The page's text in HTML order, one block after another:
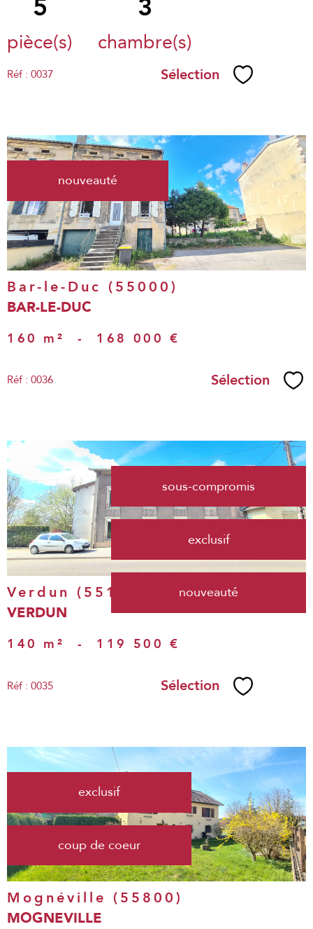
5
pièce(s)
3
chambre(s)
Réf : 0037 Sélection Sélectionner
nouveauté voir le
bien
Bar-le-Duc (55000)
BAR-LE-DUC
160 m² - 168 000 €
Réf : 0036 Sélection
sous-compromis
exclusif
nouveauté
voir le
bien
Verdun (55100)
VERDUN
140 m² - 119 500 €
Réf : 0035 Sélection Sélectionner
exclusif
coup de coeurbien
Mognéville (55800)
MOGNEVILLE